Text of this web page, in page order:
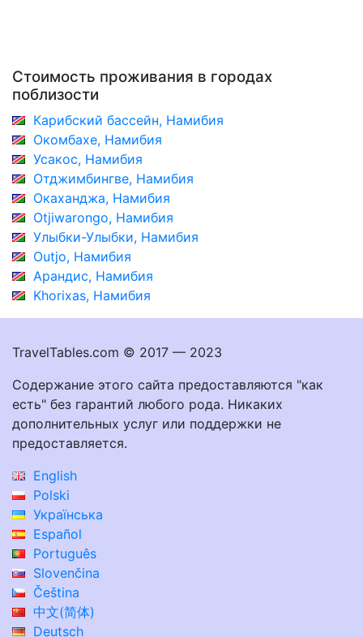
Стоимость проживания в городах
поблизости
Карибский бассейн, Намибия
Окомбахе, Намибия
Усакос, Намибия
Отджимбингве, Намибия
Окаханджа, Намибия
Otjiwarongo, Намибия
Улыбки-Улыбки, Намибия
Outjo, Намибия
Арандис, Намибия
Khorixas, Намибия
TravelTables.com © 2017 — 2023
Содержание этого сайта предоставляются "как
есть" без гарантий любого рода. Никаких
дополнительных услуг или поддержки не
предоставляется.
English
Polski
Українська
Español
Português
Slovenčina
Čeština
中文(简体)
Deutsch